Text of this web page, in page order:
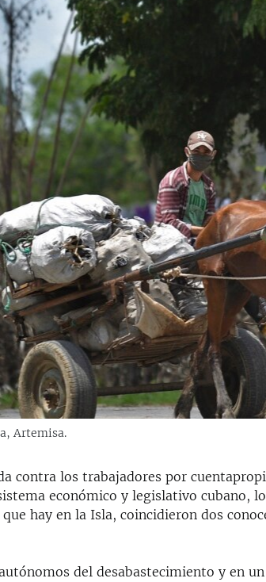
Artemisa.
contra los trabajadores por
económico y legislativo cubano,
hay en la Isla, coincidieron dos
del desabastecimiento y en